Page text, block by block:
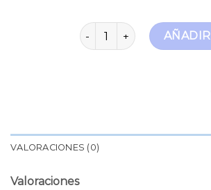
jeans 32 30 cantidad
VALORACIONES (0)
Valoraciones